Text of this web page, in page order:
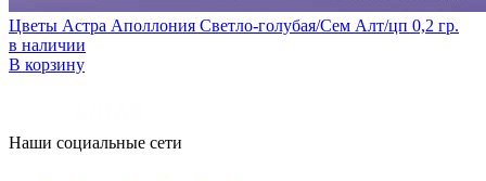
Цветы Астра Аполлония Светло-голубая/Сем Алт/цп 0,2 гр.
в наличии
В корзину
Наши социальные сети